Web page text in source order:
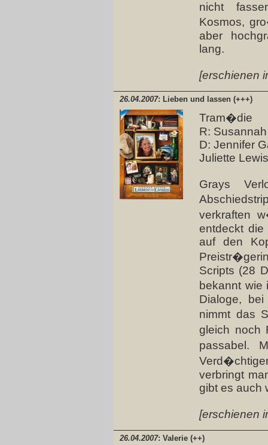
nicht
Kosmos,
aber
lang.
[erschienen
26.04.2007: Lieben und lassen (+++)
Tram�die
R:
D: Jennifer
Juliette Lewis
Grays
verkraften
entdeckt die
auf den
Scripts (28
bekannt
Dialoge,
nimmt das
gleich noch
passabel.
verbringt
gibt es auch
[erschienen
26.04.2007: Valerie (++)